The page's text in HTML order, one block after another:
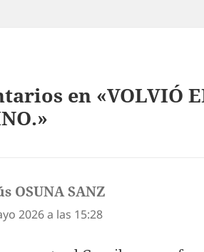
en «VOLVIÓ
OSUNA SANZ
2026 a las 15:28